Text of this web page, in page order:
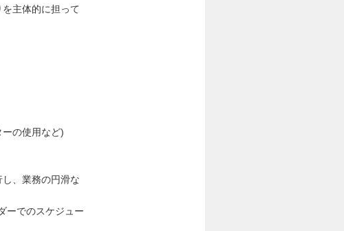
主体的に担って
ーの使用など)
、業務の円滑な
ーでのスケジュー